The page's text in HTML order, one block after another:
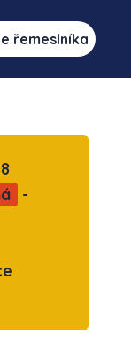
řemeslníka
-